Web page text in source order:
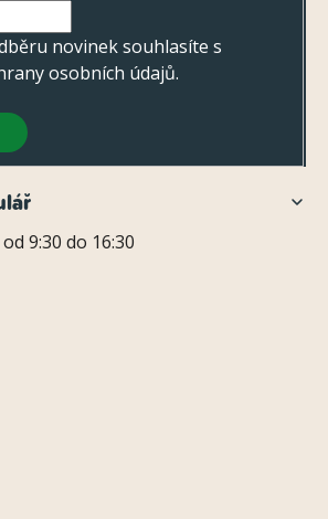
novinek souhlasíte s
osobních údajů.
9:30 do 16:30